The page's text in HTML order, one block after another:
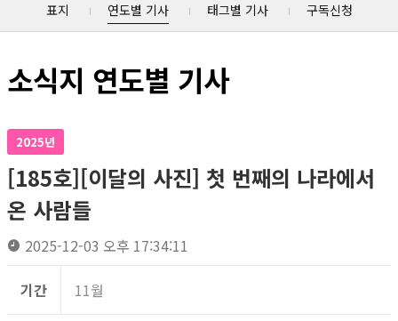
표지 연도별 기사 태그별 기사 구독신청
소식지 연도별 기사
2025년
[185호][이달의 사진] 첫 번째의 나라에서
온 사람들
2025-12-03 오후 17:34:11
기간 11월